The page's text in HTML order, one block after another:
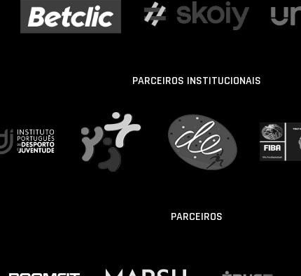
PARCEIROS INSTITUCIONAIS
PARCEIROS